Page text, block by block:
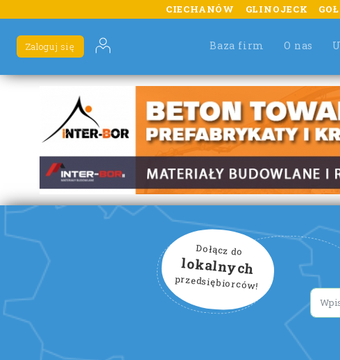
CIECHANÓW GLINOJECK
Baza firm O nas
Zaloguj się
Dołącz do
lokalnych
przedsiębiorców!